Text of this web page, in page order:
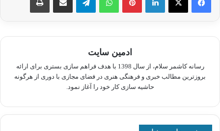
ادمین سایت
رسانه کاشمر سلام، از سال 1398 با هدف فراهم سازی بستری برای ارائه
بروزترین مطالب خبری و فرهنگی هنری در فضای مجازی با دوری از هرگونه
حاشیه سازی کار خود را آغاز نمود.